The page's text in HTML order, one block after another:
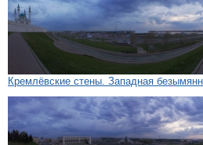
Кремлёвские стены. Западная